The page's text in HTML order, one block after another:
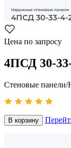
Цена по запросу
4ПСД 30-
Стеновые
В корзину